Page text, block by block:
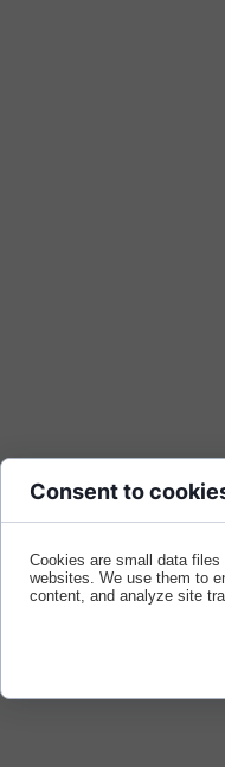
Ergebnis der letzten
86. Durchschnitt für
Consent to
Cookies are small data
websites. We use them to
content, and analyze site